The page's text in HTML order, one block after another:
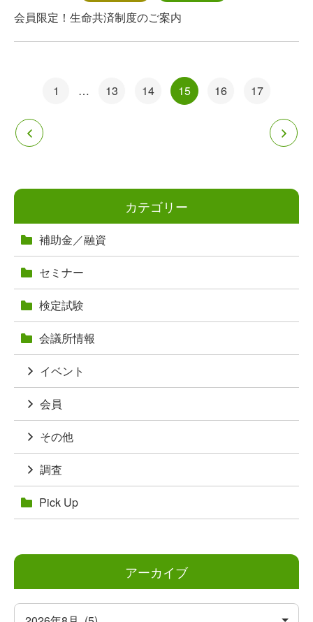
会員限定！生命共済制度のご案内
稿
ナ
ー
シ
ョ
ン
1 … 13 14 15 16 17
カテゴリー
補助金／融資
セミナー
検定試験
会議所情報
イベント
会員
その他
調査
Pick Up
アーカイブ